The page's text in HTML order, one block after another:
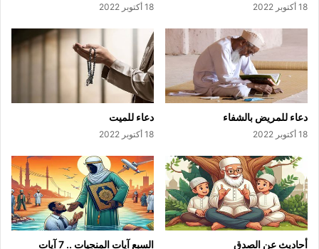
18 أكتوبر 2022 18 أكتوبر 2022
دعاء للمريض بالشفاء
18 أكتوبر 2022
دعاء للميت
18 أكتوبر 2022
أحاديث عن الصدق السبع آيات المنجيات .. 7 آيات